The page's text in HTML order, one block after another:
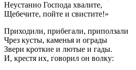
Неустанно Господа хвалите,
Щебечите, пойте и свистите!»
Приходили, прибегали, приползали
Чрез кусты, каменья и ограды
Звери кроткие и лютые и гады.
И, крестя их, говорил он волку: